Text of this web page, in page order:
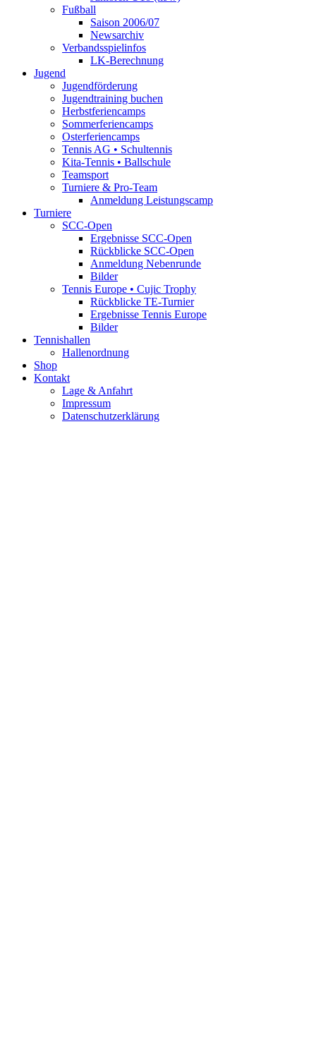
Fußball
Saison 2006/07
Newsarchiv
Verbandsspielinfos
LK-Berechnung
Jugend
Jugendförderung
Jugendtraining buchen
Herbstferiencamps
Sommerferiencamps
Osterferiencamps
Tennis AG • Schultennis
Kita-Tennis • Ballschule
Teamsport
Turniere & Pro-Team
Anmeldung Leistungscamp
Turniere
SCC-Open
Ergebnisse SCC-Open
Rückblicke SCC-Open
Anmeldung Nebenrunde
Bilder
Tennis Europe • Cujic Trophy
Rückblicke TE-Turnier
Ergebnisse Tennis Europe
Bilder
Tennishallen
Hallenordnung
Shop
Kontakt
Lage & Anfahrt
Impressum
Datenschutzerklärung